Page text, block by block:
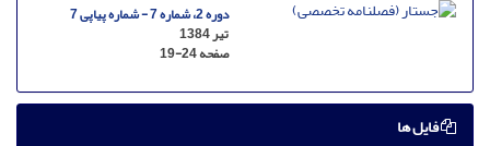
دوره 2، شماره 7 - شماره پیاپی 7
تیر 1384
صفحه19-24
فایل ها